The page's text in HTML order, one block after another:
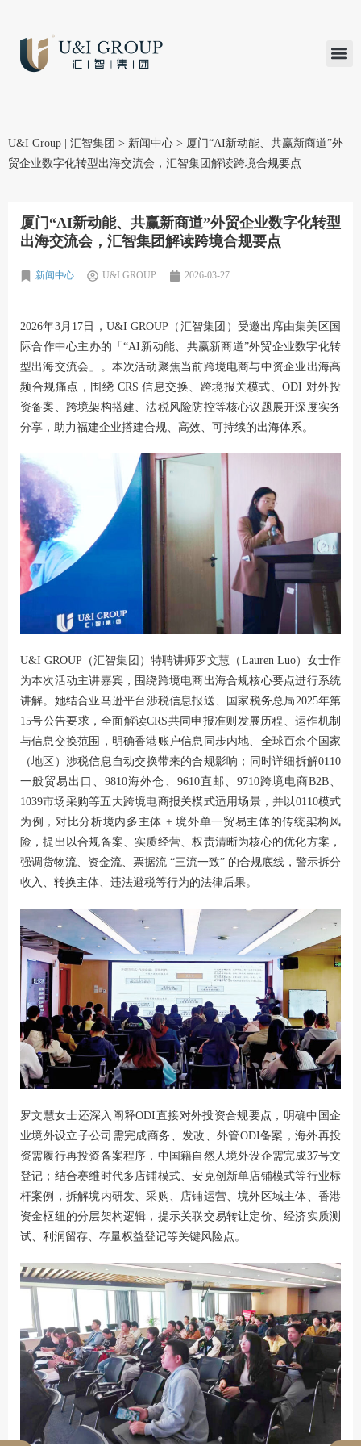
U&I Group | 汇智集团 > 新闻中心 > 厦门“AI新动能、共赢新商道”外
贸企业数字化转型出海交流会，汇智集团解读跨境合规要点
厦门“AI新动能、共赢新商道”外贸企业数字化转型
出海交流会，汇智集团解读跨境合规要点
新闻中心 U&I GROUP 2026-03-27
2026年3月17日，U&I GROUP（ 汇智集团 ）受邀出席由集美区国
际合作中心主办的「“AI新动能、共赢新商道”外贸企业数字化转
型出海交流会」。本次活动聚焦当前跨境电商与中资企业出海高
频合规痛点，围绕 CRS 信息交换、跨境报关模式、ODI 对外投
资备案、跨境架构搭建、法税风险防控等核心议题展开深度实务
分享，助力福建企业搭建合规、高效、可持续的出海体系。
U&I GROUP（汇智集团 ）特聘讲师罗文慧（Lauren Luo）女士作
为本次活动主讲嘉宾，围绕跨境电商出海合规核心要点进行系统
讲解。她结合亚马逊平台涉税信息报送、国家税务总局2025年第
15号公告要求，全面解读CRS共同申报准则发展历程、运作机制
与信息交换范围，明确香港账户信息同步内地、全球百余个国家
（地区）涉税信息自动交换带来的合规影响；同时详细拆解0110
一般贸易出口、9810海外仓、9610直邮、9710跨境电商B2B、
1039市场采购等五大跨境电商报关模式适用场景，并以0110模式
为例，对比分析境内多主体 + 境外单一贸易主体的传统架构风
险，提出以合规备案、实质经营、权责清晰为核心的优化方案，
强调货物流、资金流、票据流 “三流一致” 的合规底线，警示拆分
收入、转换主体、违法避税等行为的法律后果。
罗文慧女士还深入阐释ODI直接对外投资合规要点，明确中国企
业境外设立子公司需完成商务、发改、外管ODI备案，海外再投
资需履行再投资备案程序，中国籍自然人境外设企需完成37号文
登记；结合赛维时代多店铺模式、安克创新单店铺模式等行业标
杆案例，拆解境内研发、采购、店铺运营、境外区域主体、香港
资金枢纽的分层架构逻辑，提示关联交易转让定价、经济实质测
试、利润留存、存量权益登记等关键风险点。